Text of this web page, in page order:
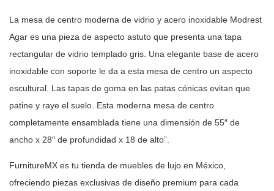
La mesa de centro moderna de vidrio y acero inoxidable Modrest
Agar es una pieza de aspecto astuto que presenta una tapa
rectangular de vidrio templado gris. Una elegante base de acero
inoxidable con soporte le da a esta mesa de centro un aspecto
escultural. Las tapas de goma en las patas cónicas evitan que
patine y raye el suelo. Esta moderna mesa de centro
completamente ensamblada tiene una dimensión de 55″ de
ancho x 28″ de profundidad x 18 de alto”.
FurnitureMX es tu tienda de muebles de lujo en México,
ofreciendo piezas exclusivas de diseño premium para cada